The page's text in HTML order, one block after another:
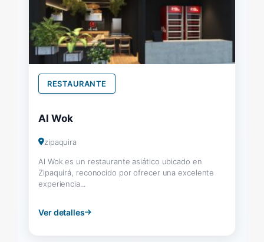
RESTAURANTE
Al Wok
zipaquira
Al Wok es un restaurante asiático ubicado en
Zipaquirá, reconocido por ofrecer una excelente
experiencia...
Ver detalles